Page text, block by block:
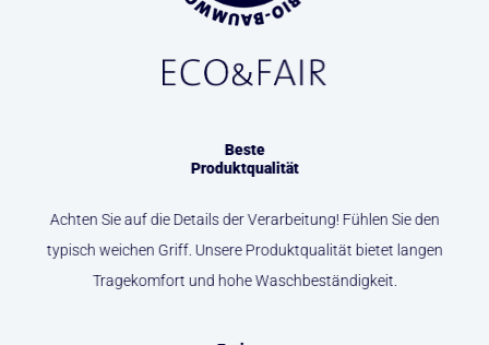
Beste
Produktqualität
Achten Sie auf die Details der Verarbeitung! Fühlen Sie den
typisch weichen Griff. Unsere Produktqualität bietet langen
Tragekomfort und hohe Waschbeständigkeit.